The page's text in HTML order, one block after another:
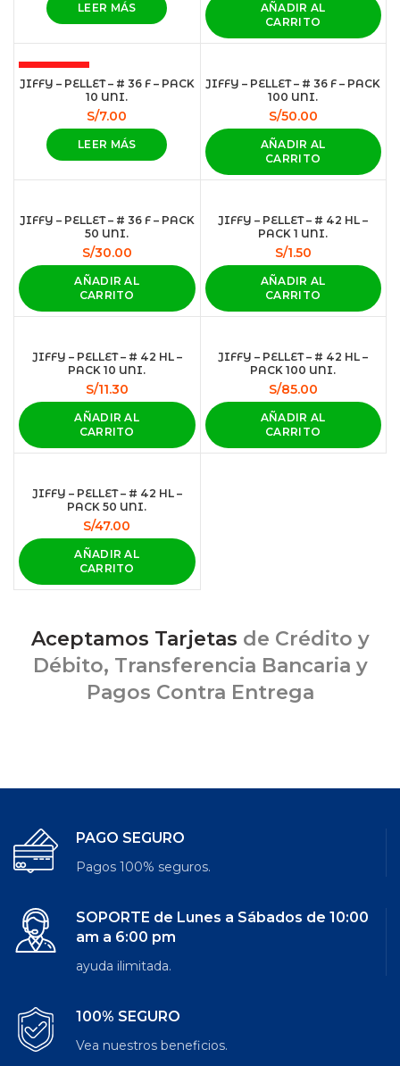
LEER MÁS
AÑADIR AL
CARRITO
JIFFY – PELLET – # 36 F – PACK
10 UNI.
S/7.00
LEER MÁS
JIFFY – PELLET – # 36 F – PACK
100 UNI.
S/50.00
AÑADIR AL
CARRITO
JIFFY – PELLET – # 36 F – PACK
50 UNI.
S/30.00
AÑADIR AL
CARRITO
JIFFY – PELLET – # 42 HL –
PACK 1 UNI.
S/1.50
AÑADIR AL
CARRITO
JIFFY – PELLET – # 42 HL –
PACK 10 UNI.
S/11.30
AÑADIR AL
CARRITO
JIFFY – PELLET – # 42 HL –
PACK 100 UNI.
S/85.00
AÑADIR AL
CARRITO
JIFFY – PELLET – # 42 HL –
PACK 50 UNI.
S/47.00
AÑADIR AL
CARRITO
Aceptamos Tarjetas de Crédito y
Débito, Transferencia Bancaria y
Pagos Contra Entrega
PAGO SEGURO
Pagos 100% seguros.
SOPORTE de Lunes a Sábados de 10:00
am a 6:00 pm
ayuda ilimitada.
100% SEGURO
Vea nuestros beneficios.